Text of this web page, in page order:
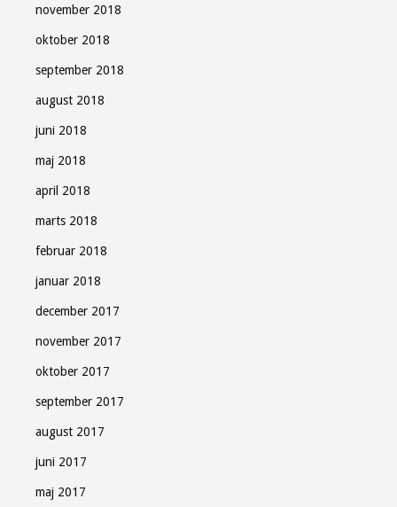
november 2018
oktober 2018
september 2018
august 2018
juni 2018
maj 2018
april 2018
marts 2018
februar 2018
januar 2018
december 2017
november 2017
oktober 2017
september 2017
august 2017
juni 2017
maj 2017